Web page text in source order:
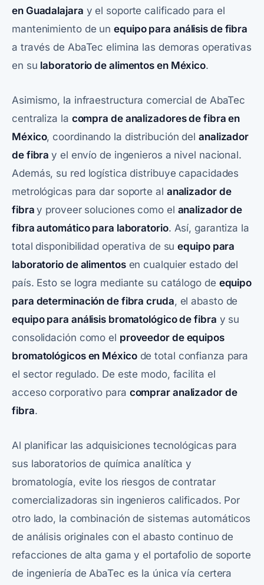
en Guadalajara y el soporte calificado para el
mantenimiento de un equipo para análisis de fibra
a través de AbaTec elimina las demoras operativas
en su laboratorio de alimentos en México.
Asimismo, la infraestructura comercial de AbaTec
centraliza la compra de analizadores de fibra en
México, coordinando la distribución delanalizador
de fibray el envío de ingenieros a nivel nacional.
Además, su red logística distribuye capacidades
metrológicas para dar soporte al analizador de
fibray proveer soluciones como el analizador de
fibra automático para laboratorio. Así, garantiza la
total disponibilidad operativa de suequipo para
laboratorio de alimentosen cualquier estado del
país. Esto se logra mediante su catálogo de equipo
para determinación de fibra cruda, el abasto de
equipo para análisis bromatológico de fibra y su
consolidación como el proveedor de equipos
bromatológicos en Méxicode total confianza para
el sector regulado. De este modo, facilita el
acceso corporativo para comprar analizador de
fibra.
Al planificar las adquisiciones tecnológicas para
sus laboratorios de química analítica y
bromatología, evite los riesgos de contratar
comercializadoras sin ingenieros calificados. Por
otro lado, la combinación de sistemas automáticos
de análisis originales con el abasto continuo de
refacciones de alta gama y el portafolio de soporte
de ingeniería de AbaTec es la única vía certera